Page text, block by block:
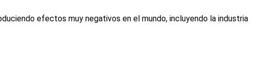
efectos muy negativos en el mundo, incluyendo la industria